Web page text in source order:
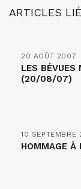
ARTICLES
20 AOÛT 2007
LES BÉVUES
(20/08/07)
10 SEPTEMBRE
HOMMAGE À